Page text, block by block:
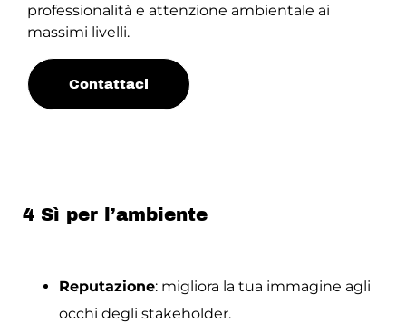
professionalità e attenzione ambientale ai
massimi livelli.
Contattaci
4 Sì per l’ambiente
Reputazione: migliora la tua immagine agli
occhi degli stakeholder.